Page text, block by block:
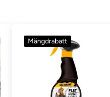
Mängdrabatt